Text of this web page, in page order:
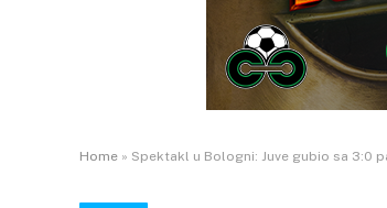
Home » Spektakl u Bologni: Juve gubio sa 3:0